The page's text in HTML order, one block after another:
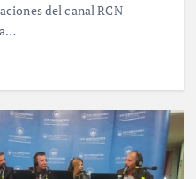
del canal RCN